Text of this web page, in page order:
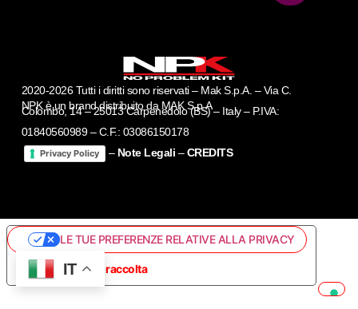
NPK è un brand distribuito da MAK S.p.A
2020-2026 Tutti i diritti sono riservati – Mak S.p.A. – Via C.
Colombo, 14 – 25013 Carpenedolo (BS) – Italy – P.IVA:
01840560989 – C.F.: 03086150178
Privacy Policy – Note Legali –CREDITS
IT
Informativa sulla raccolta
LE TUE PREFERENZE RELATIVE ALLA PRIVACY